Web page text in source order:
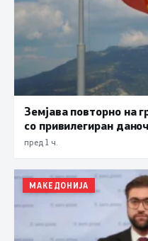
Земјава повторно на
со привилегиран
пред 1 ч.
МАКЕДОНИЈА